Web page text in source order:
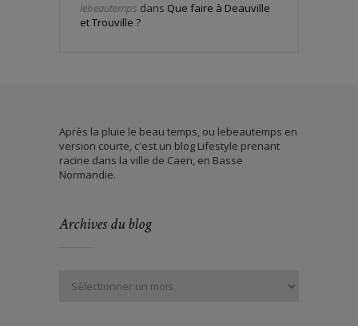
lebeautemps dans Que faire à Deauville
et Trouville ?
Après la pluie le beau temps, ou lebeautemps en
version courte, c'est un blog Lifestyle prenant
racine dans la ville de Caen, en Basse
Normandie.
Archives du blog